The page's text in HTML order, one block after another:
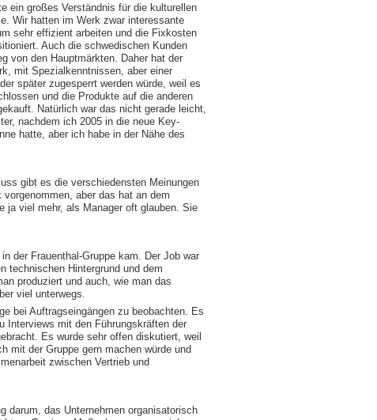
ein großes Verständnis für die kulturellen
Wir hatten im Werk zwar interessante
sehr effizient arbeiten und die Fixkosten
Auch die schwedischen Kunden
von den Hauptmärkten. Daher hat der
mit Spezialkenntnissen, aber einer
später zugesperrt werden würde, weil es
und die Produkte auf die anderen
Natürlich war das nicht gerade leicht,
nachdem ich 2005 in die neue Key-
hatte, aber ich habe in der Nähe des
gibt es die verschiedensten Meinungen
aber das hat an dem
ja viel mehr, als Manager oft glauben. Sie
der Frauenthal-Gruppe kam. Der Job war
technischen Hintergrund und dem
produziert und auch, wie man das
viel unterwegs.
bei Auftragseingängen zu beobachten. Es
Interviews mit den Führungskräften der
Es wurde sehr offen diskutiert, weil
mit der Gruppe gern machen würde und
zwischen Vertrieb und
darum, das Unternehmen organisatorisch